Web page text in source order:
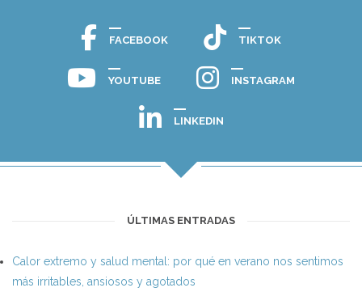
FACEBOOK TIKTOK
YOUTUBE INSTAGRAM
LINKEDIN
ÚLTIMAS ENTRADAS
Calor extremo y salud mental: por qué en verano nos sentimos
más irritables, ansiosos y agotados